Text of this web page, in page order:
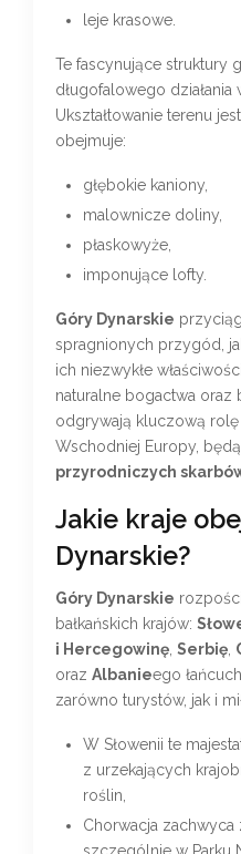
leje krasowe.
Te fascynujące struktury
długofalowego działania
Ukształtowanie terenu
obejmuje:
głębokie kaniony,
malownicze doliny,
płaskowyże,
imponujące lofty.
Góry Dynarskie
spragnionych przygód,
ich niezwykłe
naturalne bogactwa
odgrywają kluczową rolę
Wschodniej Europy,
przyrodniczych
Jakie kraje
Dynarskie?
Góry Dynarskie
bałkańskich krajów:
i Hercegowinę Serbię
oraz Albanieego
zarówno turystów, jak i
W Słowenii te
z urzekających
roślin,
Chorwacja zachwyca
szczególnie w Parku